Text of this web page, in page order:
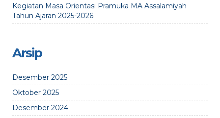
Kegiatan Masa Orientasi Pramuka MA Assalamiyah
Tahun Ajaran 2025-2026
Arsip
Desember 2025
Oktober 2025
Desember 2024